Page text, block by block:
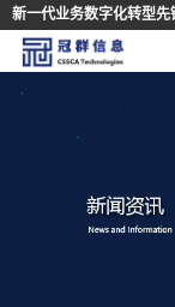
新一代业务数字化转型先
首